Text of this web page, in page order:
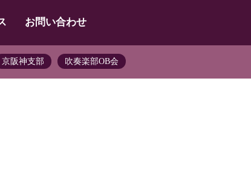
お問い合わせ
京阪神支部 吹奏楽部OB会